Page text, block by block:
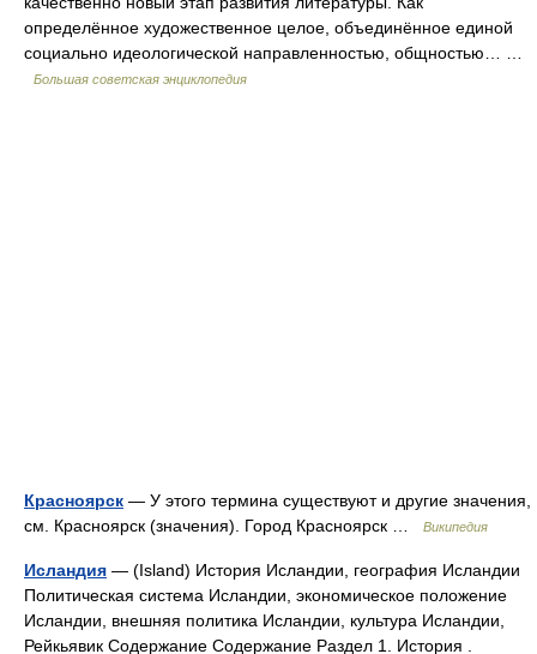
определённое художественное целое, объединённое единой
социально идеологической направленностью, общностью… …
Большая советская энциклопедия
Красноярск — У этого термина существуют и другие значения,
см. Красноярск (значения). Город Красноярск …
Википедия
Исландия — (Island) История Исландии, география Исландии
Политическая система Исландии, экономическое положение
Исландии, внешняя политика Исландии, культура Исландии,
Рейкьявик Содержание Содержание Раздел 1. История .